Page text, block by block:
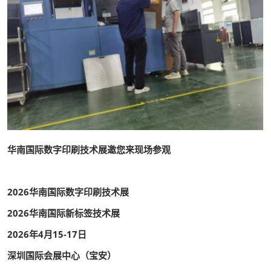
华南国际数字印刷技术展邀您来现场参观
2026华南国际数字印刷技术展
2026华南国际新标签技术展
2026年4月15-17日
深圳国际会展中心（宝安）